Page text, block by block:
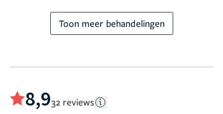
Toon meer behandelingen
8,932 reviews